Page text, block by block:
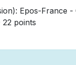
Epos-France
points